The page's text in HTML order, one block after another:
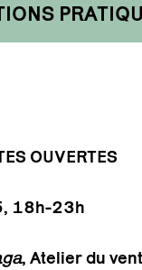
PRATIQUES
OUVERTES
18h-23h
, Atelier du